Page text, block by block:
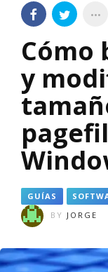
Cómo
y
GUÍAS
BY JORGE